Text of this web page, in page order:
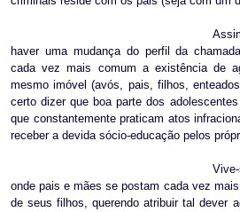
haver uma mudança do perfil da
cada vez mais comum a existência de
mesmo imóvel (avós, pais, filhos,
certo dizer que boa parte dos
que constantemente praticam atos
receber a devida sócio-educação pelos
onde pais e mães se postam cada vez
de seus filhos, querendo atribuir tal dever